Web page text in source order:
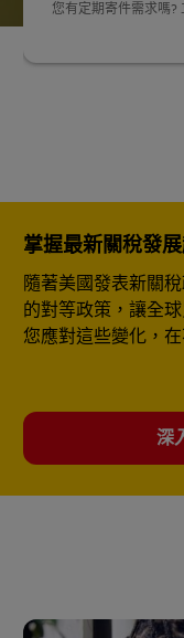
您有定期寄件需求嗎?
掌握最新關稅發
隨著美國發表新關
的對等政策，讓全
您應對這些變化，
深